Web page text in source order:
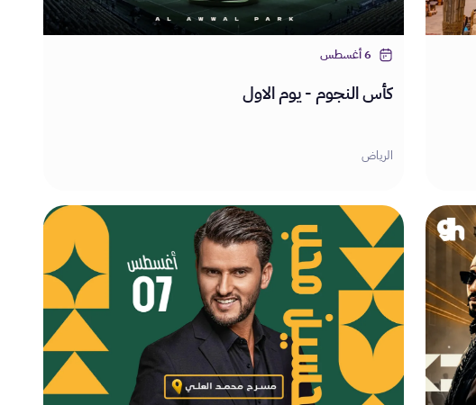
6 أغسطس
كأس النجوم - يوم الاول
الرياض